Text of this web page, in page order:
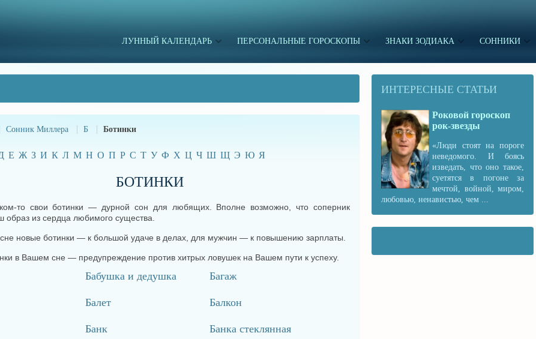
ЛУННЫЙ КАЛЕНДАРЬ ПЕРСОНАЛЬНЫЕ ГОРОСКОПЫ ЗНАКИ ЗОДИАКА СОННИКИ
Сонник Миллера Б Ботинки
Е Ж З И К Л М Н О П Р С Т У Ф Х Ц Ч Ш Щ Э Ю Я
БОТИНКИ
то свои ботинки — дурной сон для любящих. Вполне возможно, что соперник
образ из сердца любимого существа.
новые ботинки — к большой удаче в делах, для мужчин — к повышению зарплаты.
в Вашем сне — предупреждение против хитрых ловушек на Вашем пути к успеху.
Бабушка и дедушка Багаж
Балет Балкон
Банк Банка стеклянная
ИНТЕРЕСНЫЕ СТАТЬИ
Роковой гороскоп
рок-звезды
«Люди стоят на пороге
неведомого. И боясь
изведать, что оно такое,
суетятся в погоне за
мечтой, войной, миром,
любовью, ненавистью, чем ...